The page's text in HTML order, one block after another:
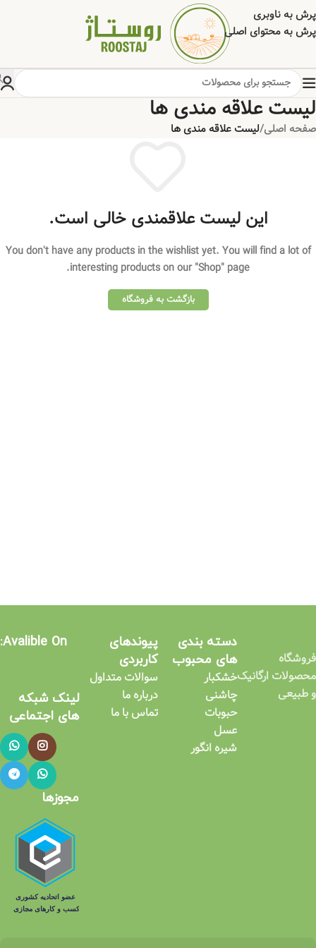
پرش به ناوبری
پرش به محتوای اصلی
لیست علاقه مندی ها
صفحه اصلی/لیست علاقه مندی ها
این لیست علاقمندی خالی است.
You don't have any products in the wishlist yet. You will find a lot of
interesting products on our "Shop" page.
بازگشت به فروشگاه
فروشگاه
محصولات ارگانیک
و طبیعی
دسته بندی
های محبوب
خشکبار
چاشنی
حبوبات
عسل
شیره انگور
پیوندهای
کاربردی​
سوالات متداول
درباره ما
تماس با ما
Avalible On:
لینک شبکه
های اجتماعی​
مجوزها